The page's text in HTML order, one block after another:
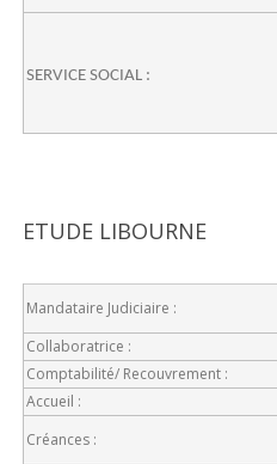
SERVICE SOCIAL :
ETUDE LIBOURNE
Mandataire Judiciaire :
Collaboratrice :
Comptabilité/ Recouvrement :
Accueil :
Créances :